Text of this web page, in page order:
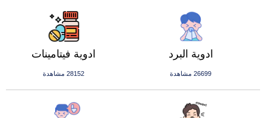
ادوية فيتامينات
28152 مشاهدة
ادوية البرد
26699 مشاهدة